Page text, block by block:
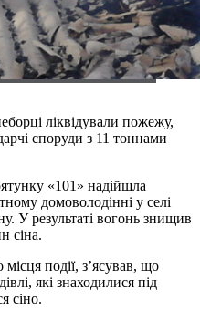
ліквідували пожежу,
споруди з 11 тоннами
«101» надійшла
домоволодінні у селі
У результаті вогонь знищив
сіна.
події, з’ясував, що
які знаходилися під
сіно.